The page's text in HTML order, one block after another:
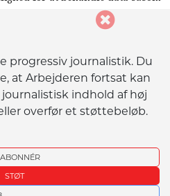
ID’er på dette website. Hvis
trækker dit samtykke tilbage,
Afvis
progressiv journalistik. Du
at Arbejderen fortsat kan
indhold af høj
overfør et støttebeløb.
ABONNÉR
STØT